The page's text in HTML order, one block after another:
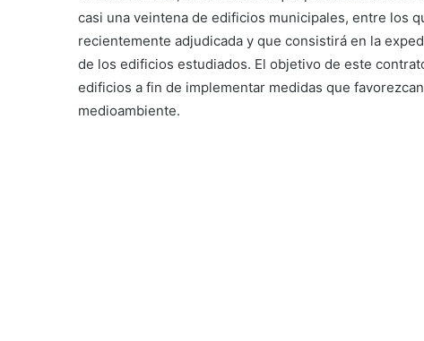
casi una veintena de edificios municipales, entre los
recientemente adjudicada y que consistirá en la
de los edificios estudiados. El objetivo de este
edificios a fin de implementar medidas que
medioambiente.